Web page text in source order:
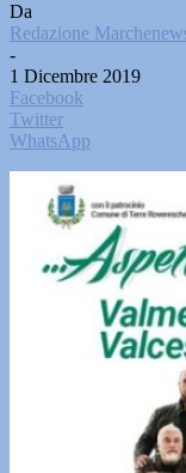
Da
Redazione
-
1 Dicembre 2019
Facebook
Twitter
WhatsApp